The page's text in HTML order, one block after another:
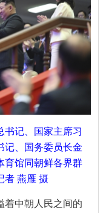
书记、国家主席习
记、国务委员长金
育馆同朝鲜各界群
者 燕雁 摄
着中朝人民之间的